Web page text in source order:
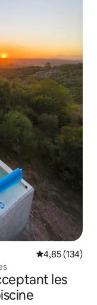
Évaluation
4,85 (134)
les